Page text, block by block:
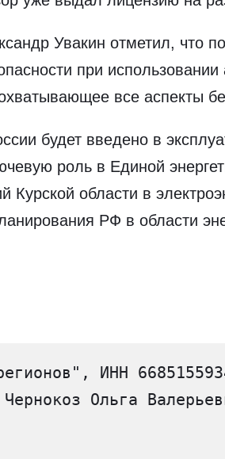
Увакин отметил, что
при
все аспекты
будет введено в
роль в Единой
области в
РФ в области
ИНН
Ольга